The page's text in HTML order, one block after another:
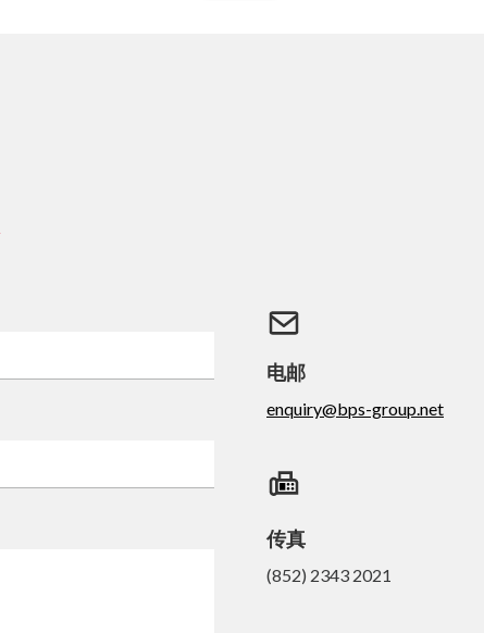
电邮
enquiry@bps-group.net
传真
(852) 2343 2021